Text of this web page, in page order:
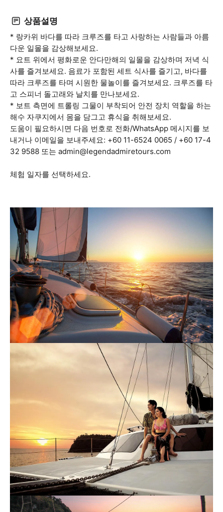
상품설명
* 랑카위 바다를 따라 크루즈를 타고 사랑하는 사람들과 아름
다운 일몰을 감상해보세요.
* 요트 위에서 평화로운 안다만해의 일몰을 감상하며 저녁 식
사를 즐겨보세요. 음료가 포함된 세트 식사를 즐기고, 바다를
따라 크루즈를 타며 시원한 물놀이를 즐겨보세요. 크루즈를 타
고 스피너 돌고래와 날치를 만나보세요.
* 보트 측면에 트롤링 그물이 부착되어 안전 장치 역할을 하는
해수 자쿠지에서 몸을 담그고 휴식을 취해보세요.
도움이 필요하시면 다음 번호로 전화/WhatsApp 메시지를 보
내거나 이메일을 보내주세요: +60 11-6524 0065 / +60 17-4
32 9588 또는 admin@legendadmiretours.com
체험 일자를 선택하세요.